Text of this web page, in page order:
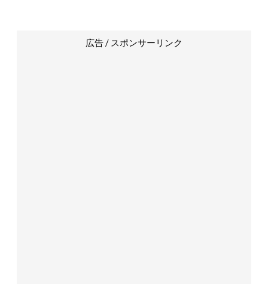
広告 / スポンサーリンク